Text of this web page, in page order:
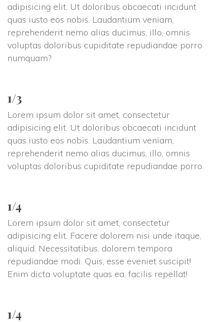
adipisicing elit. Ut doloribus obcaecati incidunt
quas iusto eos nobis. Laudantium veniam,
reprehenderit nemo alias ducimus, illo, omnis
voluptas doloribus cupiditate repudiandae porro
numquam?
1/3
Lorem ipsum dolor sit amet, consectetur
adipisicing elit. Ut doloribus obcaecati incidunt
quas iusto eos nobis. Laudantium veniam,
reprehenderit nemo alias ducimus, illo, omnis
voluptas doloribus cupiditate repudiandae porro.
1/4
Lorem ipsum dolor sit amet, consectetur
adipisicing elit. Facere dolorem nisi unde itaque,
aliquid. Necessitatibus, dolorem tempora
repudiandae modi. Quis, esse eveniet suscipit!
Enim dicta voluptate quas ea, facilis repellat!
1/4